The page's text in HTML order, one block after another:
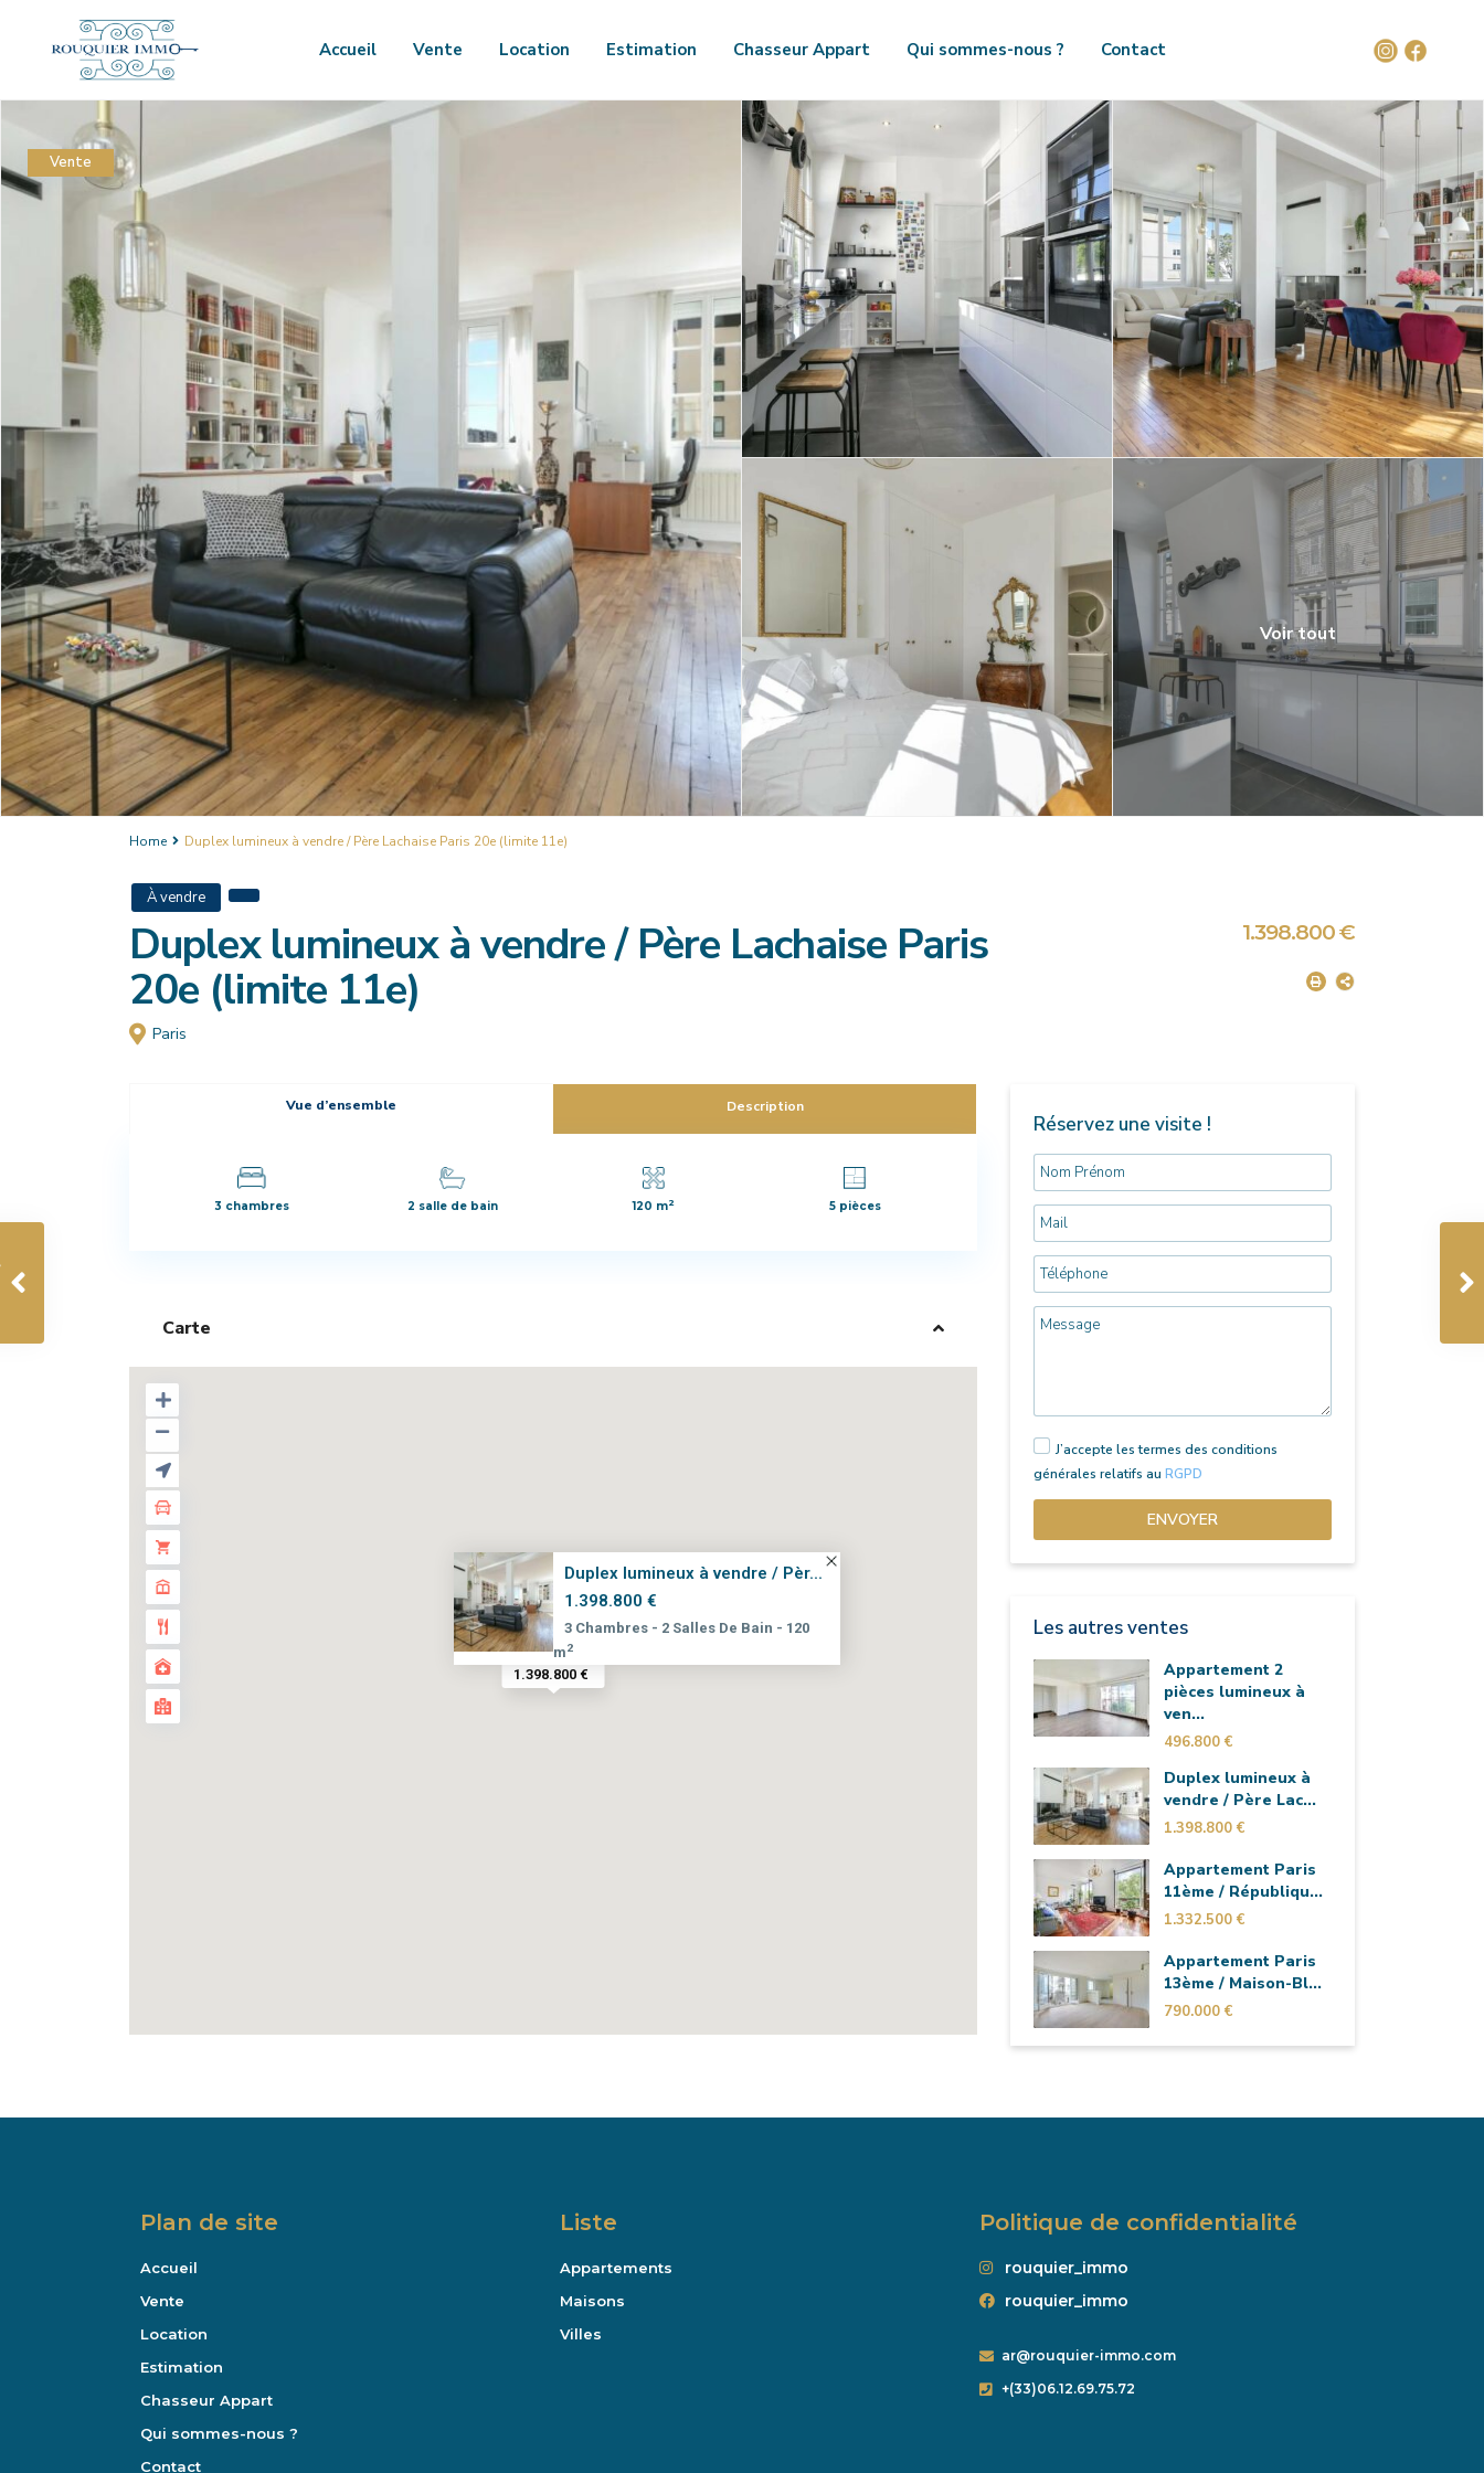
Accueil Vente Location Estimation Chasseur Appart Qui sommes-nous ? Contact
Vente
Voir tout
Home Duplex lumineux à vendre / Père Lachaise Paris 20e (limite 11e)
À vendre
Duplex lumineux à vendre / Père Lachaise Paris
20e (limite 11e)
1.398.800 €
Paris
Vue d’ensemble Description
3 chambres 2 salle de bain 120 m2 5 pièces
Carte
1.398.800 €
Duplex lumineux à vendre / Pèr...
1.398.800 €
3 Chambres - 2 Salles De Bain - 120
m2
Réservez une visite !
J’accepte les termes des conditions
générales relatifs au RGPD
Les autres ventes
Appartement 2
pièces lumineux à
ven...
496.800 €
Duplex lumineux à
vendre / Père Lac...
1.398.800 €
Appartement Paris
11ème / Républiqu...
1.332.500 €
Appartement Paris
13ème / Maison-Bl...
790.000 €
Plan de site
Accueil
Vente
Location
Estimation
Chasseur Appart
Qui sommes-nous ?
Contact
Liste
Appartements
Maisons
Villes
Politique de confidentialité
rouquier_immo
rouquier_immo
ar@rouquier-immo.com
+(33)06.12.69.75.72